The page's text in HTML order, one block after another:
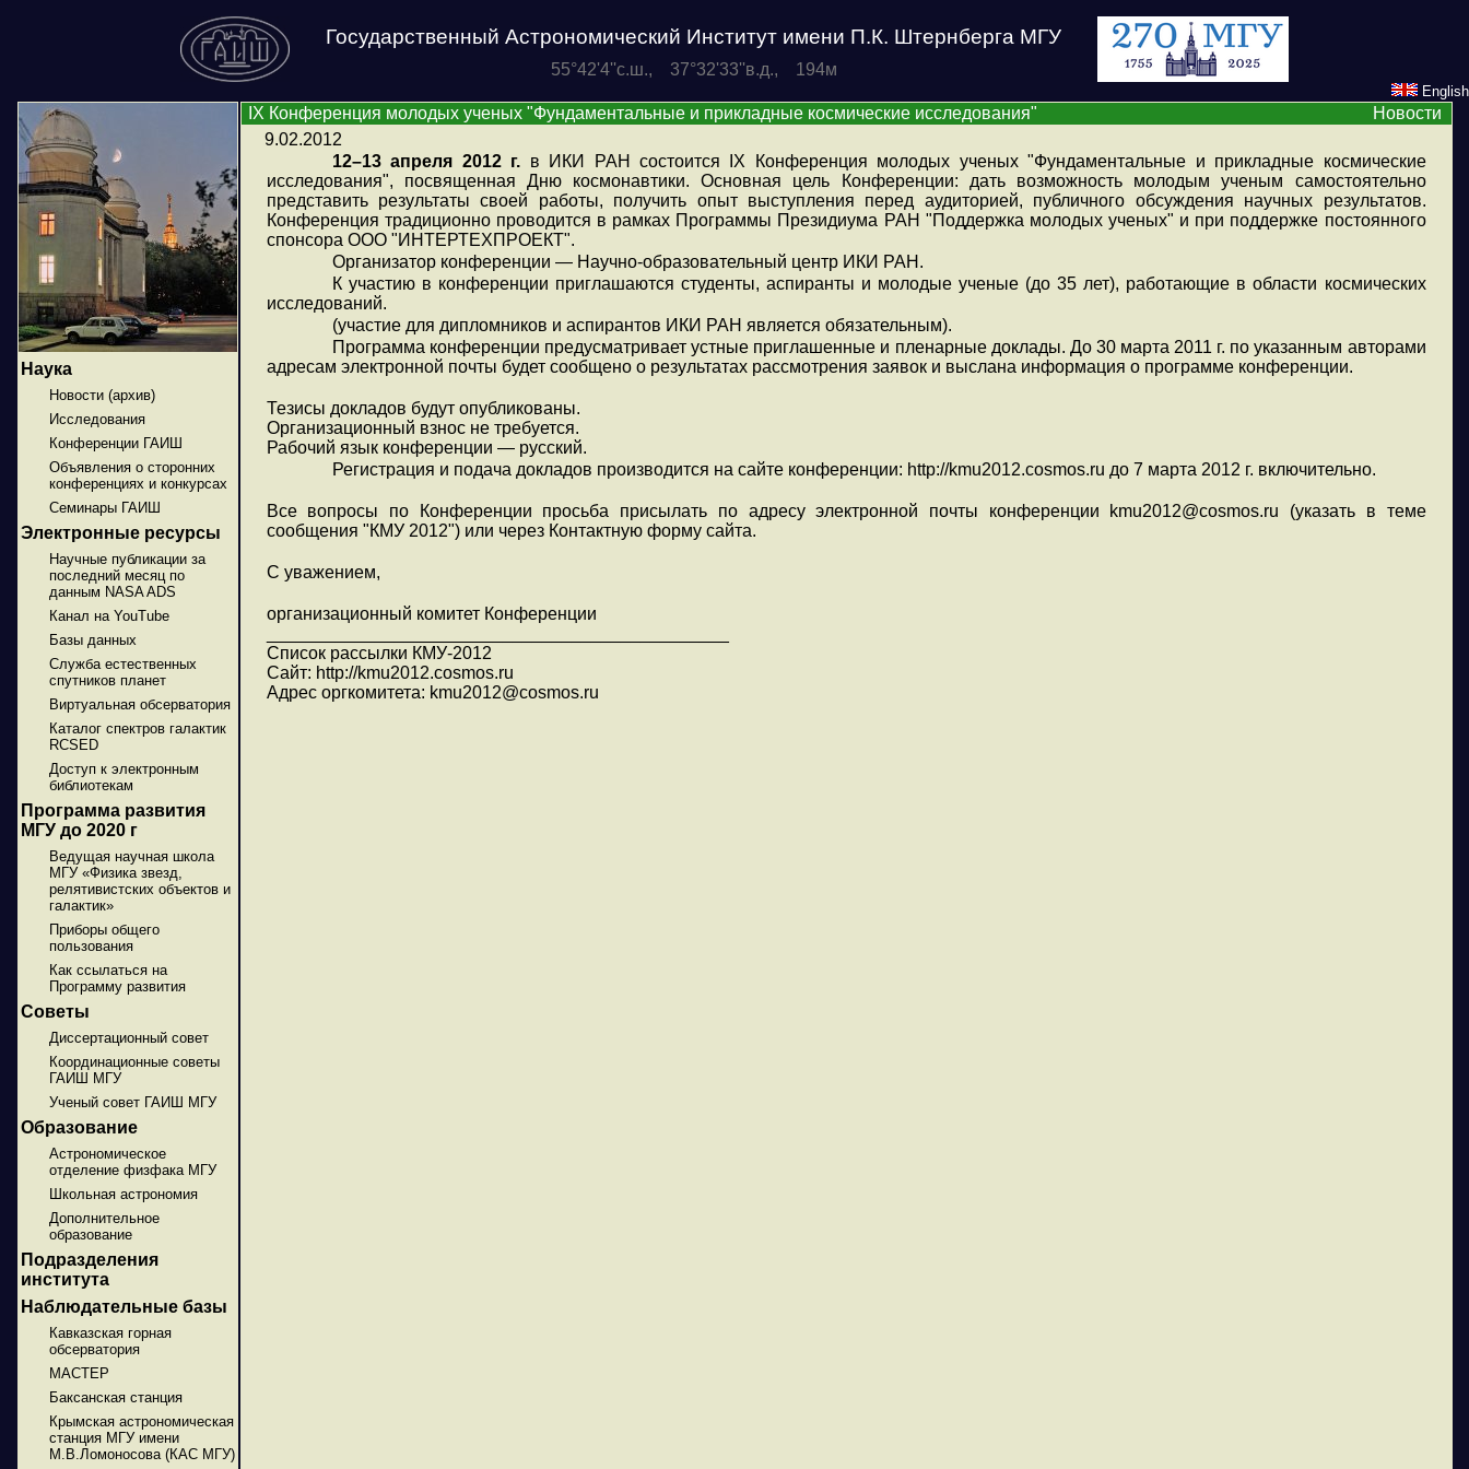
Государственный Астрономический Институт имени П.К. Штернберга МГУ
55°42'4''с.ш., 37°32'33''в.д., 194м
English
Наука
Новости (архив)
Исследования
Конференции ГАИШ
Объявления о сторонних
конференциях и конкурсах
Семинары ГАИШ
Электронные ресурсы
Научные публикации за
последний месяц по
данным NASA ADS
Канал на YouTube
Базы данных
Служба естественных
спутников планет
Виртуальная обсерватория
Каталог спектров галактик
RCSED
Доступ к электронным
библиотекам
Программа развития
МГУ до 2020 г
Ведущая научная школа
МГУ «Физика звезд,
релятивистских объектов и
галактик»
Приборы общего
пользования
Как ссылаться на
Программу развития
Советы
Диссертационный совет
Координационные советы
ГАИШ МГУ
Ученый совет ГАИШ МГУ
Образование
Астрономическое
отделение физфака МГУ
Школьная астрономия
Дополнительное
образование
Подразделения
института
Наблюдательные базы
Кавказская горная
обсерватория
МАСТЕР
Баксанская станция
Крымская астрономическая
станция МГУ имени
М.В.Ломоносова (КАС МГУ)
IX Конференция молодых ученых "Фундаментальные и прикладные космические исследования"
Новости
9.02.2012
12–13 апреля 2012 г. в ИКИ РАН состоится IX Конференция молодых ученых "Фундаментальные и прикладные космические
исследования", посвященная Дню космонавтики. Основная цель Конференции: дать возможность молодым ученым самостоятельно
представить результаты своей работы, получить опыт выступления перед аудиторией, публичного обсуждения научных результатов.
Конференция традиционно проводится в рамках Программы Президиума РАН "Поддержка молодых ученых" и при поддержке постоянного
спонсора ООО "ИНТЕРТЕХПРОЕКТ".
Организатор конференции — Научно-образовательный центр ИКИ РАН.
К участию в конференции приглашаются студенты, аспиранты и молодые ученые (до 35 лет), работающие в области космических
исследований.
(участие для дипломников и аспирантов ИКИ РАН является обязательным).
Программа конференции предусматривает устные приглашенные и пленарные доклады. До 30 марта 2011 г. по указанным авторами
адресам электронной почты будет сообщено о результатах рассмотрения заявок и выслана информация о программе конференции.
Тезисы докладов будут опубликованы.
Организационный взнос не требуется.
Рабочий язык конференции — русский.
Регистрация и подача докладов производится на сайте конференции: http://kmu2012.cosmos.ru до 7 марта 2012 г. включительно.
Все вопросы по Конференции просьба присылать по адресу электронной почты конференции kmu2012@cosmos.ru (указать в теме
сообщения "КМУ 2012") или через Контактную форму сайта.
С уважением,
организационный комитет Конференции
Список рассылки КМУ-2012
Сайт: http://kmu2012.cosmos.ru
Адрес оргкомитета: kmu2012@cosmos.ru